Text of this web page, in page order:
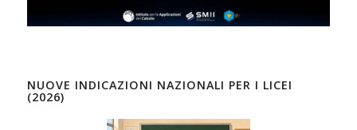
NUOVE INDICAZIONI NAZIONALI PER I LICEI
(2026)